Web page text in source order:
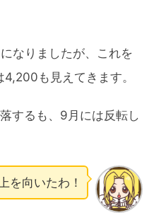
なりましたが、これを
も見えてきます。
するも、9月には反転し
を向いたわ！